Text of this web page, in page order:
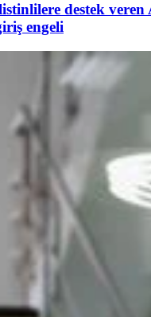
destek
engeli